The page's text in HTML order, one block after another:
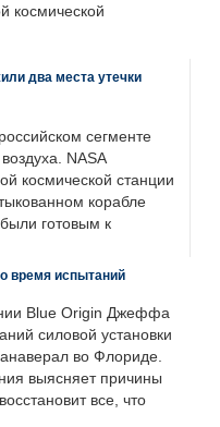
космической
два места утечки
сегменте
NASA
космической станции
корабле
готовым к
время испытаний
Blue Origin Джеффа
силовой установки
во Флориде.
выясняет причины
все, что